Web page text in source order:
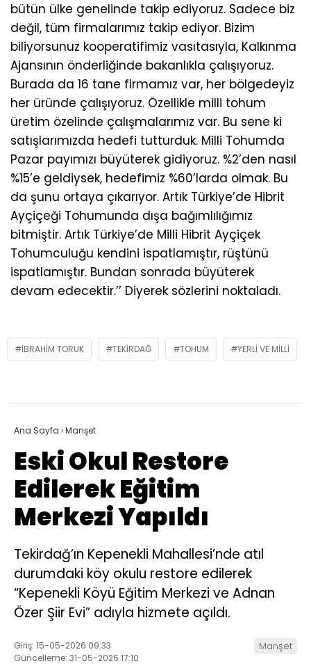
bütün ülke genelinde takip ediyoruz. Sadece biz
değil, tüm firmalarımız takip ediyor. Bizim
biliyorsunuz kooperatifimiz vasıtasıyla, Kalkınma
Ajansının önderliğinde bakanlıkla çalışıyoruz.
Burada da 16 tane firmamız var, her bölgedeyiz
her üründe çalışıyoruz. Özellikle milli tohum
üretim özelinde çalışmalarımız var. Bu sene ki
satışlarımızda hedefi tutturduk. Milli Tohumda
Pazar payımızı büyüterek gidiyoruz. %2’den nasıl
%15’e geldiysek, hedefimiz %60’larda olmak. Bu
da şunu ortaya çıkarıyor. Artık Türkiye’de Hibrit
Ayçiçeği Tohumunda dışa bağımlılığımız
bitmiştir. Artık Türkiye’de Milli Hibrit Ayçiçek
Tohumculuğu kendini ispatlamıştır, rüştünü
ispatlamıştır. Bundan sonrada büyüterek
devam edecektir.’’ Diyerek sözlerini noktaladı.
IBRAHIM TORUK TEKIRDAĞ TOHUM YERLI VE MILLI
Ana Sayfa ›Manşet
Eski Okul Restore
Edilerek Eğitim
Merkezi Yapıldı
Tekirdağ’ın Kepenekli Mahallesi’nde atıl
durumdaki köy okulu restore edilerek
“Kepenekli Köyü Eğitim Merkezi ve Adnan
Özer Şiir Evi” adıyla hizmete açıldı.
Giriş: 15-05-2026 09:33
Güncelleme: 31-05-2026 17:10
Manşet